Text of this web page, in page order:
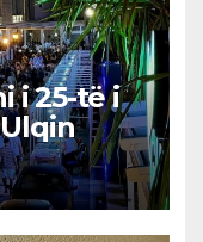
i 25-të i